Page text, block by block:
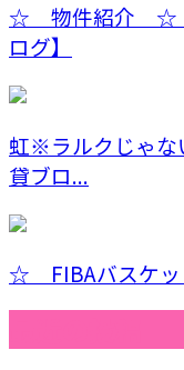
☆ 物件紹介 ☆【
ログ】
虹※ラルクじゃな
貸ブロ...
☆ FIBAバスケッ